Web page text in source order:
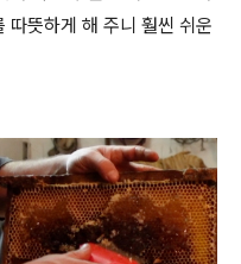
따뜻하게 해 주니 훨씬 쉬운